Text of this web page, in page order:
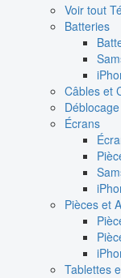
Voir tout
Batteries
Câbles et
Écrans
Pièces et
Tablettes